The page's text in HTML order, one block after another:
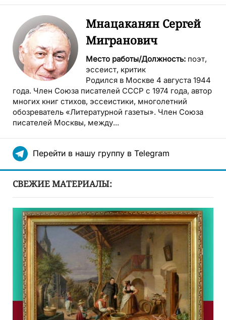
Мнацаканян Сергей
Мигранович
Место работы/Должность: поэт,
эссеист, критик
Родился в Москве 4 августа 1944
года. Член Союза писателей СССР с 1974 года, автор
многих книг стихов, эссеистики, многолетний
обозреватель «Литературной газеты». Член Союза
писателей Москвы, между...
Перейти в нашу группу в Telegram
СВЕЖИЕ МАТЕРИАЛЫ: